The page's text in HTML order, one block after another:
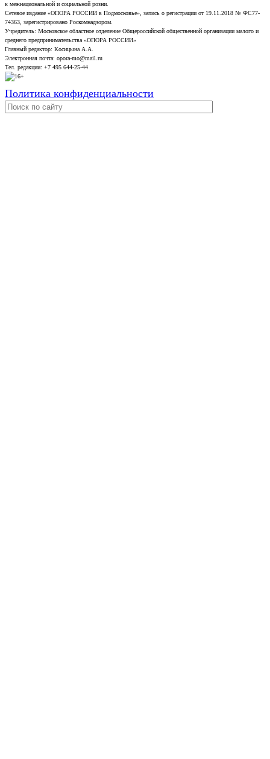
к межнациональной и социальной розни.
Сетевое издание «ОПОРА РОССИИ в Подмосковье», запись о регистрации от 19.11.2018 № ФС77-
74363, зарегистрировано Роскомнадзором.
Учредитель: Московское областное отделение Общероссийской общественной организации малого и
среднего предпринимательства «ОПОРА РОССИИ»
Главный редактор: Косицына А.А.
Электронная почта: opora-mo@mail.ru
Тел. редакции: +7 495 644-25-44
Политика конфиденциальности